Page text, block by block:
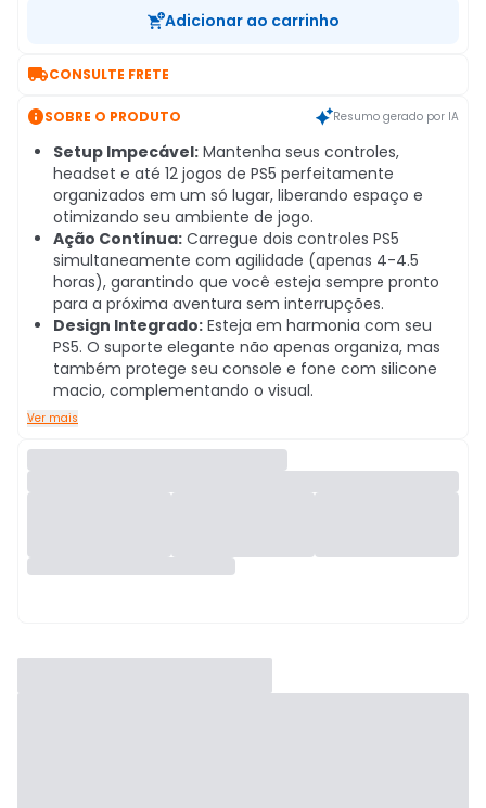
Adicionar ao carrinho
CONSULTE FRETE
SOBRE O PRODUTO Resumo gerado por IA
Setup Impecável: Mantenha seus controles,
headset e até 12 jogos de PS5 perfeitamente
organizados em um só lugar, liberando espaço e
otimizando seu ambiente de jogo.
Ação Contínua: Carregue dois controles PS5
simultaneamente com agilidade (apenas 4-4.5
horas), garantindo que você esteja sempre pronto
para a próxima aventura sem interrupções.
Design Integrado: Esteja em harmonia com seu
PS5. O suporte elegante não apenas organiza, mas
também protege seu console e fone com silicone
macio, complementando o visual.
Ver mais